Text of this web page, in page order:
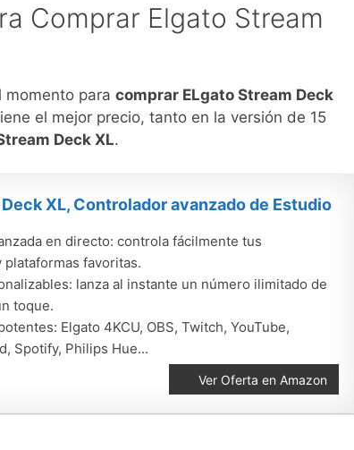
Comprar Elgato Stream
momento para comprar ELgato Stream Deck
el mejor precio, tanto en la versión de 15
Deck XL.
XL, Controlador avanzado de Estudio
en directo: controla fácilmente tus
plataformas favoritas.
lanza al instante un número ilimitado de
toque.
Elgato 4KCU, OBS, Twitch, YouTube,
Spotify, Philips Hue...
Ver Oferta en Amazon